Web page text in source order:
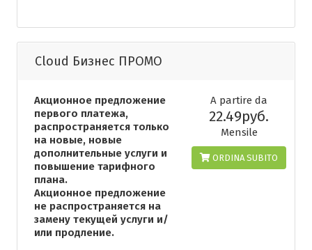
Cloud Бизнес ПРОМО
Акционное предложение
первого платежа,
распространяется только
на новые, новые
дополнительные услуги и
повышение тарифного
плана.
Акционное предложение
не распространяется на
замену текущей услуги и/
или продление.
A partire da
22.49руб.
Mensile
ORDINA SUBITO